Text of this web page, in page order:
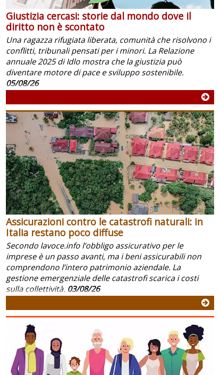
Giustizia cercasi: storie dal mondo dove il
diritto non è scontato
Una ragazza rifugiata liberata, comunità che risolvono i
conflitti, tribunali pensati per i minori. La Relazione
annuale 2025 di Idlo mostra che la giustizia può
diventare motore di pace e sviluppo sostenibile.
05/08/26
Assicurazioni contro le catastrofi naturali: in
Italia restano poco diffuse
Secondo lavoce.info l’obbligo assicurativo per le
imprese è un passo avanti, ma i beni assicurabili non
comprendono l’intero patrimonio aziendale. La
gestione emergenziale delle catastrofi scarica i costi
sulla collettività. 03/08/26